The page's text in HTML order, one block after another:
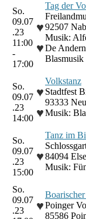
So.
09.07
.23
11:00
-
17:00
♥
♥
Tag der
92507
Musik:
De
Blasmusik
So.
09.07
.23
14:00
♥
♥
Volkstanz
Stadtfest
93333
Musik:
So.
09.07
.23
15:00
♥
Tanz im
84094
Musik:
So.
09.07
.23
♥Poinger
85586